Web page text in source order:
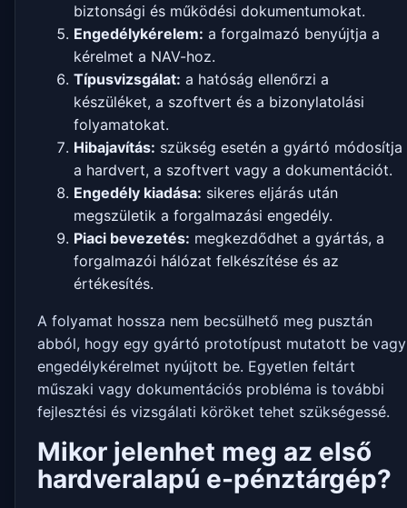
biztonsági és működési dokumentumokat.
Engedélykérelem: a forgalmazó benyújtja a
kérelmet a NAV-hoz.
Típusvizsgálat: a hatóság ellenőrzi a
készüléket, a szoftvert és a bizonylatolási
folyamatokat.
Hibajavítás: szükség esetén a gyártó módosítja
a hardvert, a szoftvert vagy a dokumentációt.
Engedély kiadása: sikeres eljárás után
megszületik a forgalmazási engedély.
Piaci bevezetés: megkezdődhet a gyártás, a
forgalmazói hálózat felkészítése és az
értékesítés.
A folyamat hossza nem becsülhető meg pusztán
abból, hogy egy gyártó prototípust mutatott be vagy
engedélykérelmet nyújtott be. Egyetlen feltárt
műszaki vagy dokumentációs probléma is további
fejlesztési és vizsgálati köröket tehet szükségessé.
Mikor jelenhet meg az első
hardveralapú e-pénztárgép?